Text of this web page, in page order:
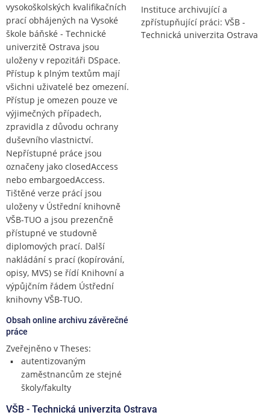
vysokoškolských kvalifikačních
prací obhájených na Vysoké
škole báňské - Technické
univerzitě Ostrava jsou
uloženy v repozitáři DSpace.
Přístup k plným textům mají
všichni uživatelé bez omezení.
Přístup je omezen pouze ve
výjimečných případech,
zpravidla z důvodu ochrany
duševního vlastnictví.
Nepřístupné práce jsou
označeny jako closedAccess
nebo embargoedAccess.
Tištěné verze prácí jsou
uloženy v Ústřední knihovně
VŠB-TUO a jsou prezenčně
přístupné ve studovně
diplomových prací. Další
nakládání s prací (kopírování,
opisy, MVS) se řídí Knihovní a
výpůjčním řádem Ústřední
knihovny VŠB-TUO.
Obsah online archivu závěrečné
práce
Zveřejněno v Theses:
autentizovaným
zaměstnancům ze stejné
školy/fakulty
Instituce archivující a
zpřístupňující práci: VŠB -
Technická univerzita Ostrava
VŠB - Technická univerzita Ostrava